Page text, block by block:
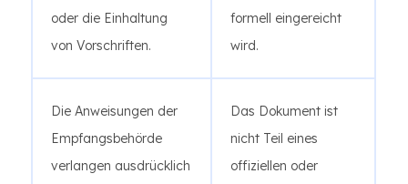
oder die Einhaltung
von Vorschriften.
formell eingereicht
wird.
Die Anweisungen der
Empfangsbehörde
verlangen ausdrücklich
Das Dokument ist
nicht Teil eines
offiziellen oder